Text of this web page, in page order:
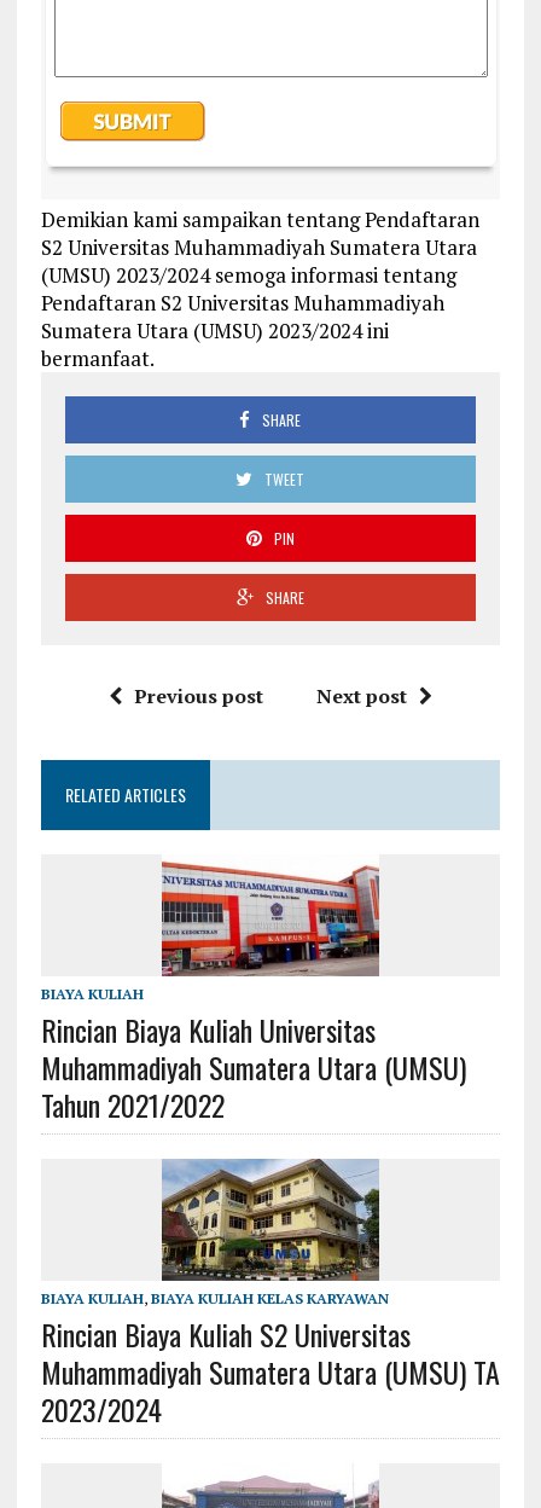
Demikian kami sampaikan tentang Pendaftaran
S2 Universitas Muhammadiyah Sumatera Utara
(UMSU) 2023/2024 semoga informasi tentang
Pendaftaran S2 Universitas Muhammadiyah
Sumatera Utara (UMSU) 2023/2024 ini
bermanfaat.
SHARE
TWEET
PIN
SHARE
Previous post Next post
RELATED ARTICLES
BIAYA KULIAH
Rincian Biaya Kuliah Universitas
Muhammadiyah Sumatera Utara (UMSU)
Tahun 2021/2022
BIAYA KULIAH, BIAYA KULIAH KELAS KARYAWAN
Rincian Biaya Kuliah S2 Universitas
Muhammadiyah Sumatera Utara (UMSU) TA
2023/2024